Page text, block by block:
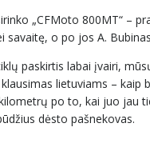
„CFMoto 800MT“ –
o po jos A.
paskirtis labai įvairi,
lietuviams –
po to, kai juo jau
dėsto pašnekovas.